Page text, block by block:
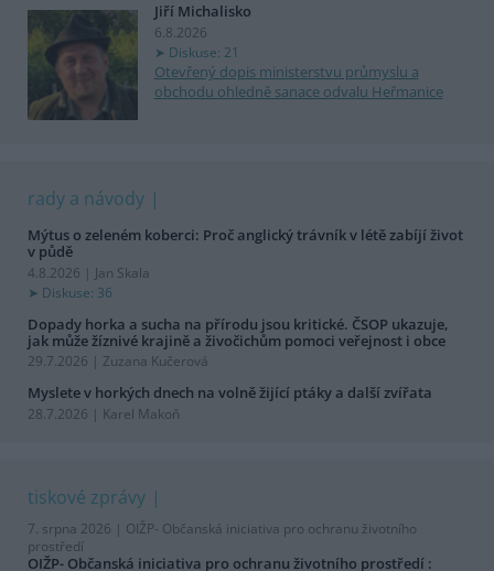
Jiří Michalisko
6.8.2026
Diskuse: 21
Otevřený dopis ministerstvu průmyslu a
obchodu ohledně sanace odvalu Heřmanice
rady a návody
Mýtus o zeleném koberci: Proč anglický trávník v létě zabíjí život
v půdě
4.8.2026 | Jan Skala
Diskuse: 36
Dopady horka a sucha na přírodu jsou kritické. ČSOP ukazuje,
jak může žíznivé krajině a živočichům pomoci veřejnost i obce
29.7.2026 | Zuzana Kučerová
Myslete v horkých dnech na volně žijící ptáky a další zvířata
28.7.2026 | Karel Makoň
tiskové zprávy
7. srpna 2026 | OIŽP- Občanská iniciativa pro ochranu životního
prostředí
OIŽP- Občanská iniciativa pro ochranu životního prostředí :